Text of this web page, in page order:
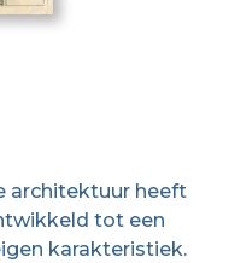
architektuur heeft
tot een
karakteristiek.